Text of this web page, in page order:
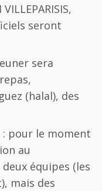
seront
sera
(halal), des
pour le moment
au
équipes (les
mais des